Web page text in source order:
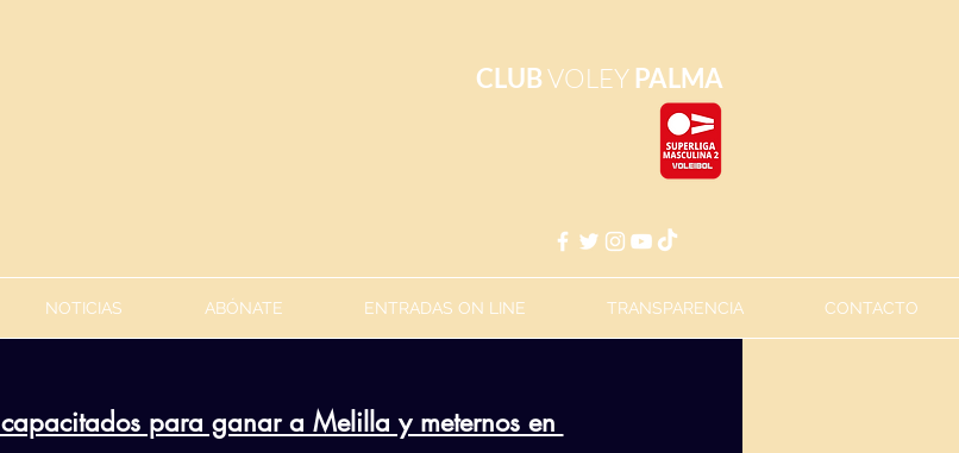
CLUBVOLEY PALMA
NOTICIAS ABÓNATE ENTRADAS ON LINE TRANSPARENCIA CONTACTO
para ganar a Melilla y meternos en